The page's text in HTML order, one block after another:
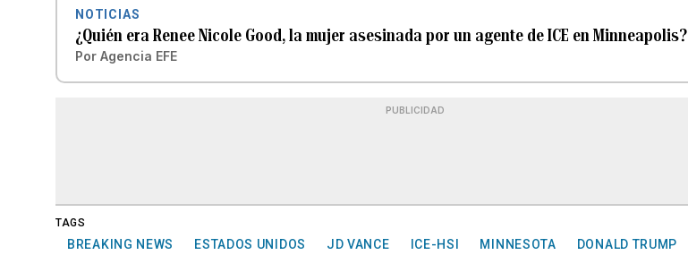
NOTICIAS
¿Quién era Renee Nicole Good, la mujer asesinada por un agente de ICE en Minneapolis?
Por Agencia EFE
PUBLICIDAD
TAGS
BREAKING NEWS ESTADOS UNIDOS JD VANCE ICE-HSI MINNESOTA DONALD TRUMP